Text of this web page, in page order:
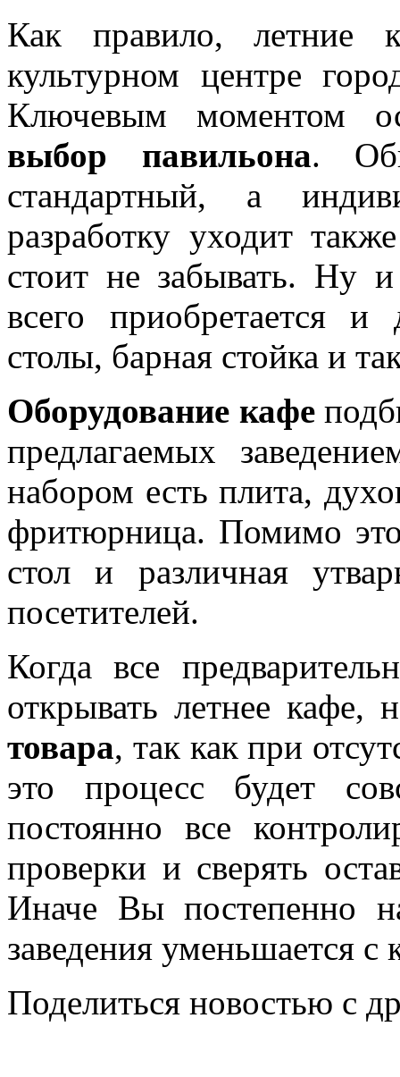
Как правило, летние
культурном центре
Ключевым моментом
выбор павильона.
стандартный, а
разработку уходит
стоит не забывать. Ну
всего приобретается
столы, барная стойка и
Оборудование кафе
предлагаемых
набором есть плита,
фритюрница. Помимо
стол и различная
посетителей.
Когда все
открывать летнее
товара, так как при
это процесс будет
постоянно все
проверки и сверять
Иначе Вы постепенно
заведения уменьшается
Поделиться новостью с